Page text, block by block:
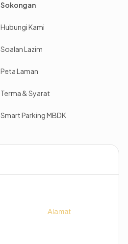
Sokongan
Hubungi Kami
Soalan Lazim
Peta Laman
Terma & Syarat
Smart Parking MBDK